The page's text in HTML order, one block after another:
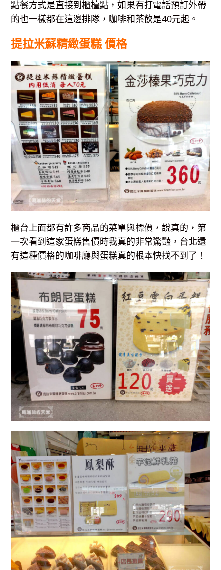
點餐方式是直接到櫃檯點，如果有打電話預訂外帶
的也一樣都在這邊排隊，咖啡和茶飲是40元起。
提拉米蘇精緻蛋糕 價格
櫃台上面都有許多商品的菜單與標價，說真的，第
一次看到這家蛋糕售價時我真的非常驚豔，台北還
有這種價格的咖啡廳與蛋糕真的根本快找不到了！